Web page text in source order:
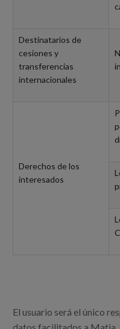
Destinatarios de
cesiones y
transferencias
internacionales
Derechos de los
interesados
El usuario será el único